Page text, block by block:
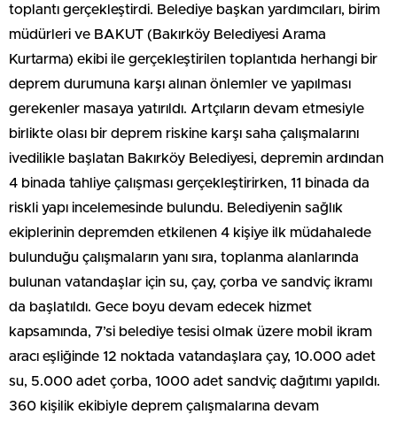
toplantı gerçekleştirdi. Belediye başkan yardımcıları, birim
müdürleri ve BAKUT (Bakırköy Belediyesi Arama
Kurtarma) ekibi ile gerçekleştirilen toplantıda herhangi bir
deprem durumuna karşı alınan önlemler ve yapılması
gerekenler masaya yatırıldı. Artçıların devam etmesiyle
birlikte olası bir deprem riskine karşı saha çalışmalarını
ivedilikle başlatan Bakırköy Belediyesi, depremin ardından
4 binada tahliye çalışması gerçekleştirirken, 11 binada da
riskli yapı incelemesinde bulundu. Belediyenin sağlık
ekiplerinin depremden etkilenen 4 kişiye ilk müdahalede
bulunduğu çalışmaların yanı sıra, toplanma alanlarında
bulunan vatandaşlar için su, çay, çorba ve sandviç ikramı
da başlatıldı. Gece boyu devam edecek hizmet
kapsamında, 7’si belediye tesisi olmak üzere mobil ikram
aracı eşliğinde 12 noktada vatandaşlara çay, 10.000 adet
su, 5.000 adet çorba, 1000 adet sandviç dağıtımı yapıldı.
360 kişilik ekibiyle deprem çalışmalarına devam